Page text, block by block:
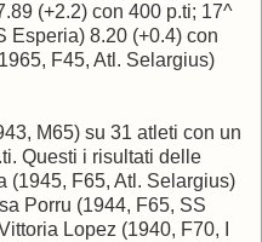
(+2.2) con 400 p.ti; 17^
Esperia) 8.20 (+0.4) con
F45, Atl. Selargius)
M65) su 31 atleti con un
Questi i risultati delle
(1945, F65, Atl. Selargius)
Porru (1944, F65, SS
Lopez (1940, F70, I